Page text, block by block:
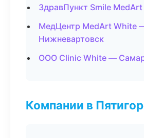
ЗдравПункт Smile
МедЦентр MedArt White
Нижневартовск
ООО Clinic White —
Компании в